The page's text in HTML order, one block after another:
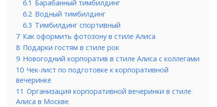
6.1 Барабанный тимбилдинг
6.2 Водный тимбилдинг
6.3 Тимбилдинг спортивный
7 Как оформить фотозону в стиле Алиса
8 Подарки гостям в стиле рок
9 Новогодний корпоратив в стиле Алиса с коллегами
10 Чек-лист по подготовке к корпоративной
вечеринке
11 Организация корпоративной вечеринки в стиле
Алиса в Москве